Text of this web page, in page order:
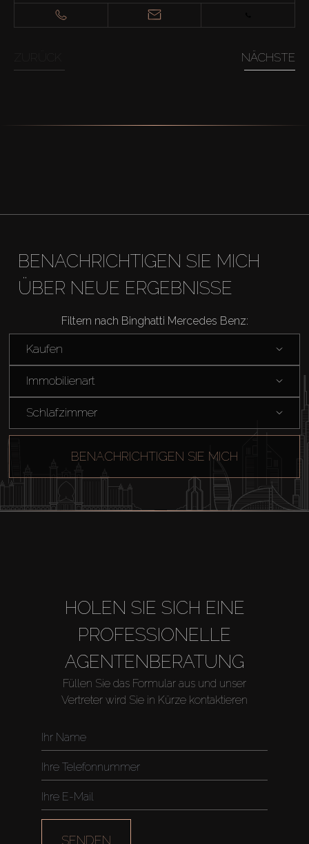
Miete
Verkaufen
NÄCHSTE
BENACHRICHTIGEN SIE MICH
ÜBER NEUE ERGEBNISSE
Filtern nach Binghatti Mercedes Benz:
Kaufen
Immobilienart
Schlafzimmer
BENACHRICHTIGEN SIE MICH
HOLEN SIE SICH EINE
PROFESSIONELLE
AGENTENBERATUNG
Füllen Sie das Formular aus und unser
Vertreter wird Sie in Kürze kontaktieren
SENDEN